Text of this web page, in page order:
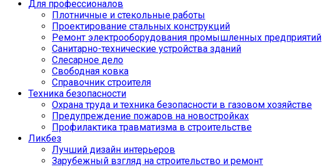
Для профессионалов
Плотничные и стекольные работы
Проектирование стальных конструкций
Ремонт электрооборудования промышленных предприятий
Санитарно-технические устройства зданий
Слесарное дело
Свободная ковка
Справочник строителя
Техника безопасности
Охрана труда и техника безопасности в газовом хозяйстве
Предупреждение пожаров на новостройках
Профилактика травматизма в строительстве
Ликбез
Лучший дизайн интерьеров
Зарубежный взгляд на строительство и ремонт